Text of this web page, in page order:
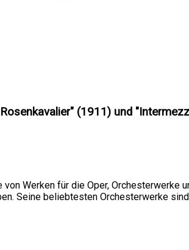
(1911) und
Werken für die Oper, Orchesterwerke
Seine beliebtesten Orchesterwerke